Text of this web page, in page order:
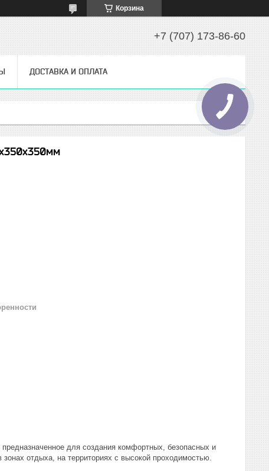
Корзина
+7 (707) 173-86-60
ДОСТАВКА И ОПЛАТА
для создания комфортных, безопасных и
отдыха, на территориях с высокой проходимостью.